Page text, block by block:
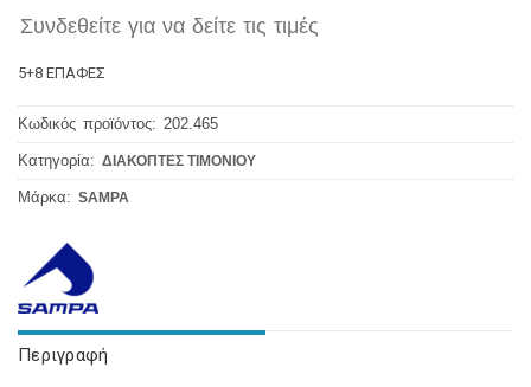
Συνδεθείτε για να δείτε τις τιμές
5+8 ΕΠΑΦΕΣ
Κωδικός προϊόντος: 202.465
Κατηγορία: ΔΙΑΚΟΠΤΕΣ ΤΙΜΟΝΙΟΥ
Μάρκα: SAMPA
Περιγραφή